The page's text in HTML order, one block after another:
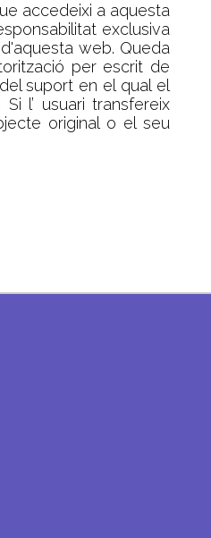
accedeixi a aquesta
exclusiva
web. Queda
per escrit de
suport en el qual el
l’ usuari transfereix
original o el seu